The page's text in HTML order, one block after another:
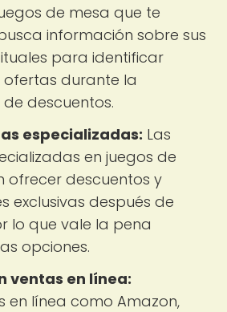
de mesa que te
información sobre sus
para identificar
durante la
descuentos.
especializadas: Las
en juegos de
ofrecer descuentos y
exclusivas después de
lo que vale la pena
opciones.
ventas en línea:
en línea como Amazon,